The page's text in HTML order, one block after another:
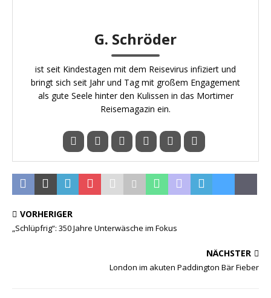
G. Schröder
ist seit Kindestagen mit dem Reisevirus infiziert und
bringt sich seit Jahr und Tag mit großem Engagement
als gute Seele hinter den Kulissen in das Mortimer
Reisemagazin ein.
VORHERIGER
„Schlüpfrig“: 350 Jahre Unterwäsche im Fokus
NÄCHSTER
London im akuten Paddington Bär Fieber